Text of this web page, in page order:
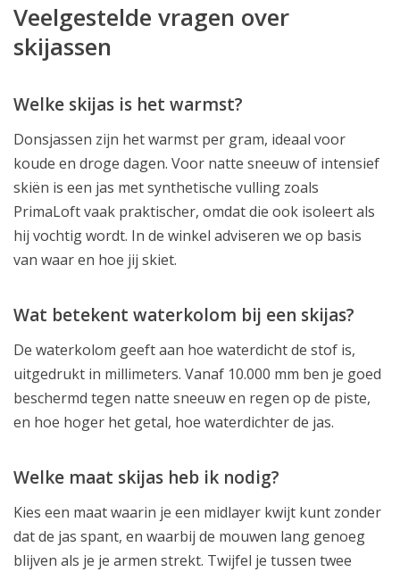
Veelgestelde vragen over
skijassen
Welke skijas is het warmst?
Donsjassen zijn het warmst per gram, ideaal voor
koude en droge dagen. Voor natte sneeuw of intensief
skiën is een jas met synthetische vulling zoals
PrimaLoft vaak praktischer, omdat die ook isoleert als
hij vochtig wordt. In de winkel adviseren we op basis
van waar en hoe jij skiet.
Wat betekent waterkolom bij een skijas?
De waterkolom geeft aan hoe waterdicht de stof is,
uitgedrukt in millimeters. Vanaf 10.000 mm ben je goed
beschermd tegen natte sneeuw en regen op de piste,
en hoe hoger het getal, hoe waterdichter de jas.
Welke maat skijas heb ik nodig?
Kies een maat waarin je een midlayer kwijt kunt zonder
dat de jas spant, en waarbij de mouwen lang genoeg
blijven als je je armen strekt. Twijfel je tussen twee